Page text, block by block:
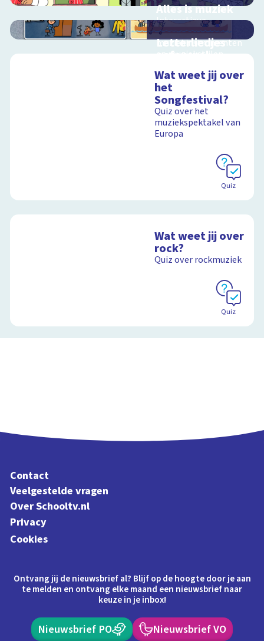
Alles is muziek
Interactieve
schoolplaat over
muziekinstrumenten
en muziekstijlen
Schoolplaat
Letterliedjes
oefenspel
woorden en klanken
uit Letterliedjes
Wat weet jij over
het
Songfestival?
Quiz over het
muziekspektakel van
Europa
Quiz
Wat weet jij over
rock?
Quiz over rockmuziek
Quiz
Contact
Veelgestelde vragen
Over Schooltv.nl
Privacy
Cookies
Ontvang jij de nieuwsbrief al? Blijf op de hoogte door je aan
te melden en ontvang elke maand een nieuwsbrief naar
keuze in je inbox!
Nieuwsbrief PO Nieuwsbrief VO